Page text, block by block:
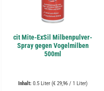
cit Mite-ExSil Milbenpulver-
Spray gegen Vogelmilben
500ml
Inhalt: 0.5 Liter (€ 29,96 / 1 Liter)